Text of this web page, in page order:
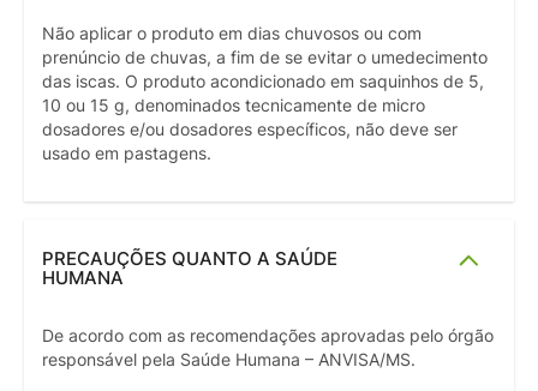
Não aplicar o produto em dias chuvosos ou com
prenúncio de chuvas, a fim de se evitar o umedecimento
das iscas. O produto acondicionado em saquinhos de 5,
10 ou 15 g, denominados tecnicamente de micro
dosadores e/ou dosadores específicos, não deve ser
usado em pastagens.
PRECAUÇÕES QUANTO A SAÚDE
HUMANA
De acordo com as recomendações aprovadas pelo órgão
responsável pela Saúde Humana – ANVISA/MS.